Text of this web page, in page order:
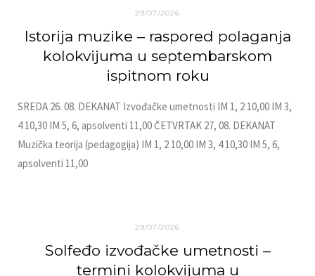
29/07/2026
Istorija muzike – raspored polaganja
kolokvijuma u septembarskom
ispitnom roku
SREDA 26. 08. DEKANAT Izvođačke umetnosti IM 1, 2 10,00 IM 3,
4 10,30 IM 5, 6, apsolventi 11,00 ČETVRTAK 27, 08. DEKANAT
Muzička teorija (pedagogija) IM 1, 2 10,00 IM 3, 4 10,30 IM 5, 6,
apsolventi 11,00
29/07/2026
Solfeđo izvođačke umetnosti –
termini kolokvijuma u